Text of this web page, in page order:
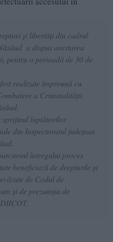
și libertăți din cadrul
a dispus arestarea
pentru o perioadă de 30 de
realizate împreună cu
a Criminalității
sprijinul luptătorilor
din Inspectoratul județean
întregului proces
beneficiază de drepturile și
de Codul de
și de prezumția de